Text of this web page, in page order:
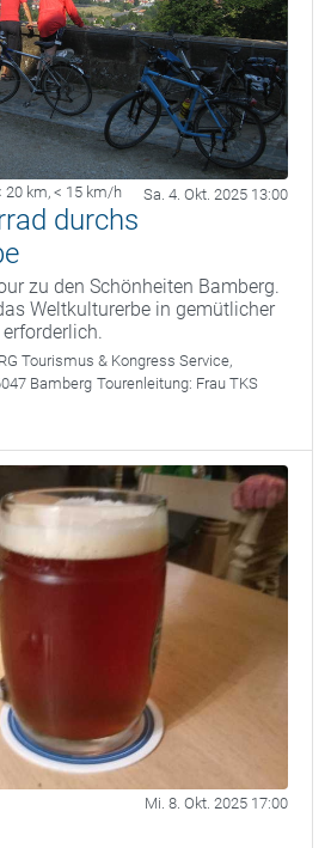
20 km, < 15 km/h Sa. 4. Okt. 2025 13:00
durchs
zu den Schönheiten Bamberg.
Weltkulturerbe in gemütlicher
Tourismus & Kongress Service,
Bamberg Tourenleitung: Frau TKS
Mi. 8. Okt. 2025 17:00